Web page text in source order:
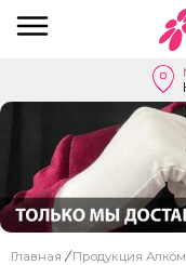
Главная / Продукция